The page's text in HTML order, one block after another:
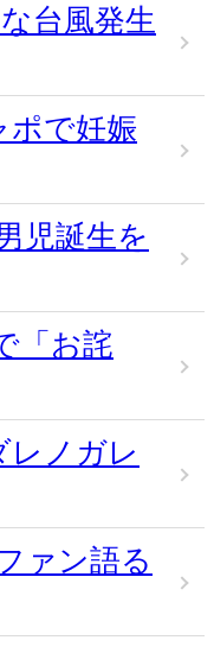
台風発生
ポで妊娠
児誕生を
「お詫
レノガレ
ァン語る